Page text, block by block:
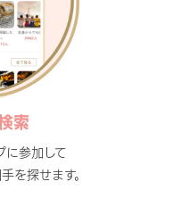
索
に参加して
を探せます。